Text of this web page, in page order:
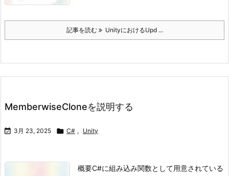
記事を読む UnityにおけるUpd ...
MemberwiseCloneを説明する
 3月 23, 2025  C# , Unity
概要C#に組み込み関数として用意されている